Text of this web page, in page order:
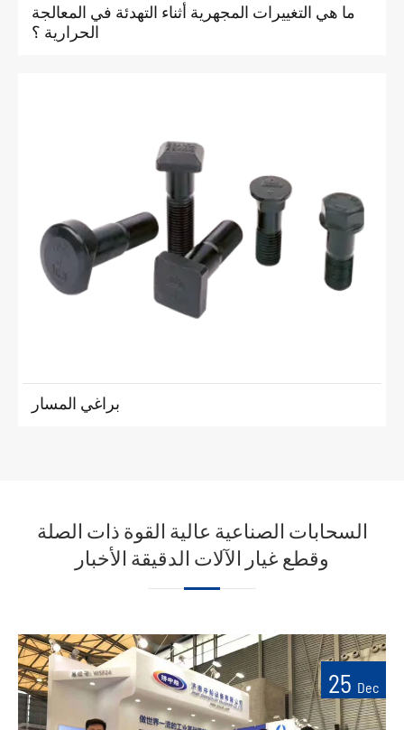
ما هي التغييرات المجهرية أثناء التهدئة في المعالجة
الحرارية ؟
براغي المسار
السحابات الصناعية عالية القوة ذات الصلة
وقطع غيار الآلات الدقيقة الأخبار
25 Dec